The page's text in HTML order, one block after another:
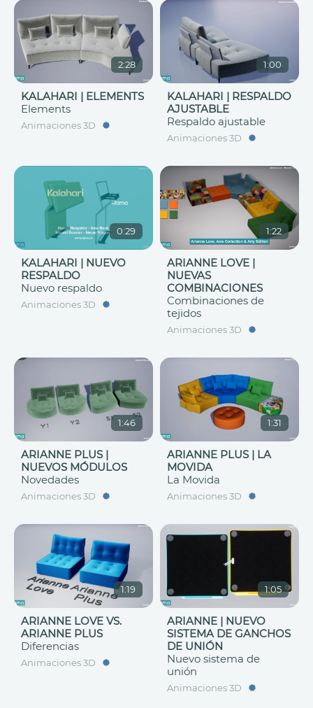
2:28
KALAHARI | ELEMENTS
Elements
Animaciones 3D
1:00
KALAHARI | RESPALDO
AJUSTABLE
Respaldo ajustable
Animaciones 3D
0:29
KALAHARI | NUEVO
RESPALDO
Nuevo respaldo
Animaciones 3D
1:22
ARIANNE LOVE |
NUEVAS
COMBINACIONES
Combinaciones de
tejidos
Animaciones 3D
1:46
ARIANNE PLUS |
NUEVOS MÓDULOS
Novedades
Animaciones 3D
1:31
ARIANNE PLUS | LA
MOVIDA
La Movida
Animaciones 3D
1:19
ARIANNE LOVE VS.
ARIANNE PLUS
Diferencias
Animaciones 3D
1:05
ARIANNE | NUEVO
SISTEMA DE GANCHOS
DE UNIÓN
Nuevo sistema de
unión
Animaciones 3D